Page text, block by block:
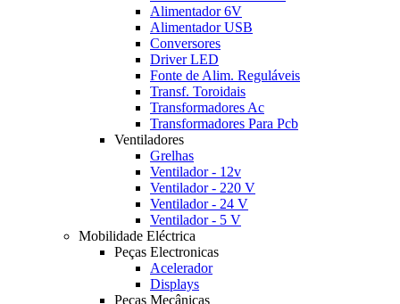
Alimentador 6V
Alimentador USB
Conversores
Driver LED
Fonte de Alim. Reguláveis
Transf. Toroidais
Transformadores Ac
Transformadores Para Pcb
Ventiladores
Grelhas
Ventilador - 12v
Ventilador - 220 V
Ventilador - 24 V
Ventilador - 5 V
Mobilidade Eléctrica
Peças Electronicas
Acelerador
Displays
Peças Mecânicas